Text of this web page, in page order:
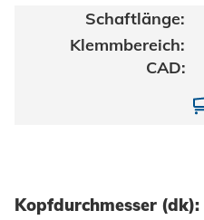
Kopfdurchmesser (dk):